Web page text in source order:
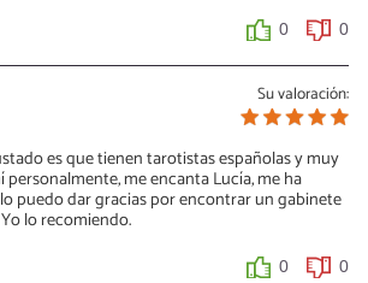
0 0
Su valoración:
es que tienen tarotistas españolas y muy
personalmente, me encanta Lucía, me ha
puedo dar gracias por encontrar un gabinete
lo recomiendo.
0 0